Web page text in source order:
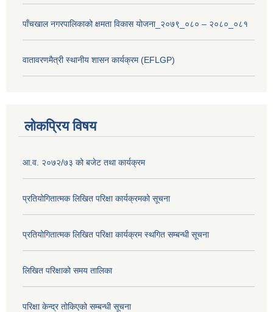
पाँचखाल नगरपालिकाको क्षमता विकास योजना_२०७९_०८० – २०८०_०८१
वातावरणमैत्री स्थानीय शासन कार्यक्रम (EFLGP)
लोकप्रिय विषय
आ.व. २०७२/७३ को बजेट तथा कार्यक्रम
प्रतियोगितात्मक लिखित परिक्षा कार्यक्रमको सूचना
प्रतियोगितात्मक लिखित परिक्षा कार्यक्रम स्थगित सम्बन्धी सूचना
लिखित परिक्षाको समय तालिका
परिक्षा केन्द्र तोकिएको सम्बन्धी सूचना